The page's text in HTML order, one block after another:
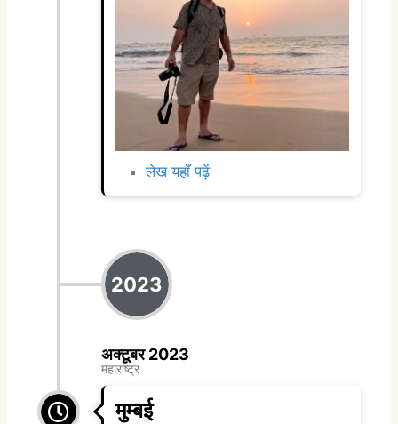
लेख यहाँ पढ़ें
2023
अक्टूबर 2023
महाराष्ट्र
मुम्बई